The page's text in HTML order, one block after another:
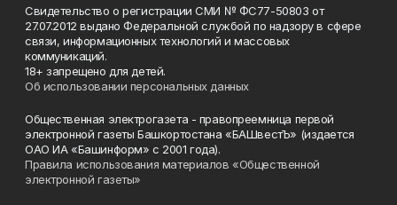
Свидетельство о регистрации СМИ № ФС77-50803 от
27.07.2012 выдано Федеральной службой по надзору в сфере
связи, информационных технологий и массовых
коммуникаций.
18+ запрещено для детей.
Об использовании персональных данных
Общественная электрогазета - правопреемница первой
электронной газеты Башкортостана «БАШвестЪ» (издается
ОАО ИА «Башинформ» с 2001 года).
Правила использования материалов «Общественной
электронной газеты»